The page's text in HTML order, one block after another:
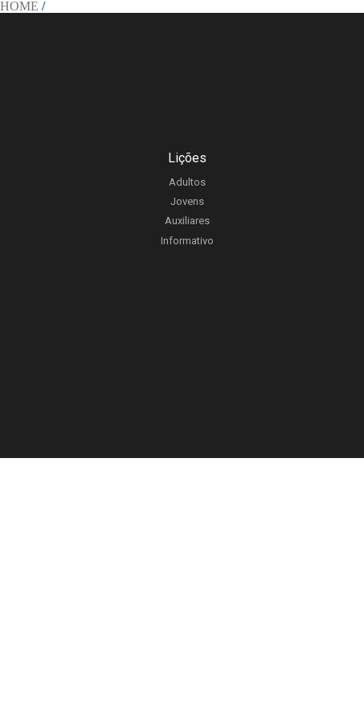
HOME /
Lições
Adultos
Jovens
Auxiliares
Informativo